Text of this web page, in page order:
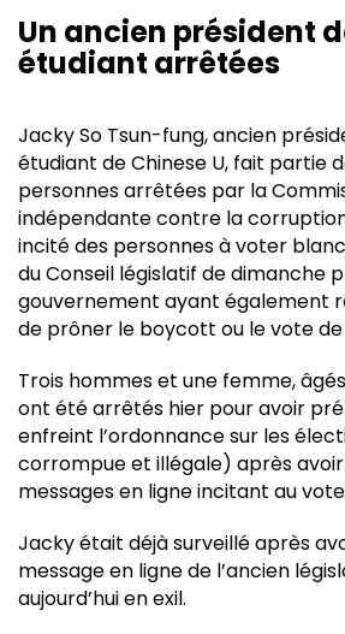
Un ancien président
étudiant arrêtées
Jacky So Tsun-fung, ancien
étudiant de Chinese U, fait partie
personnes arrêtées par la
indépendante contre la
incité des personnes à voter
du Conseil législatif de dimanche
gouvernement ayant également
de prôner le boycott ou le vote
Trois hommes et une femme,
ont été arrêtés hier pour avoir
enfreint l’ordonnance sur les
corrompue et illégale) après
messages en ligne incitant au
Jacky était déjà surveillé après
message en ligne de l’ancien
aujourd’hui en exil.